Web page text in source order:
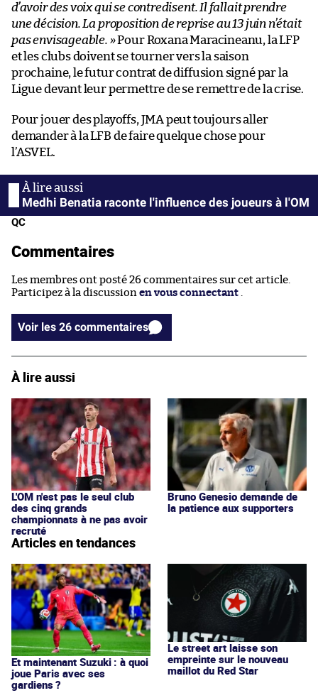
d’avoir des voix qui se contredisent. Il fallait prendre
une décision. La proposition de reprise au 13 juin n’était
pas envisageable. »Pour Roxana Maracineanu, la LFP
et les clubs doivent se tourner vers la saison
prochaine, le futur contrat de diffusion signé par la
Ligue devant leur permettre de se remettre de la crise.
Pour jouer des playoffs, JMA peut toujours aller
demander à la LFB de faire quelque chose pour
l’ASVEL.
Medhi Benatia raconte l'influence des joueurs à l'OM
QC
Commentaires
Les membres ont posté 26 commentaires sur cet article.
Participez à la discussion en vous connectant
Voir les 26 commentaires
À lire aussi
L'OM n'est pas le seul club
des cinq grands
championnats à ne pas avoir
recruté
Bruno Genesio demande de
la patience aux supporters
Articles en tendances
Et maintenant Suzuki : à quoi
joue Paris avec ses
gardiens ?
Le street art laisse son
empreinte sur le nouveau
maillot du Red Star